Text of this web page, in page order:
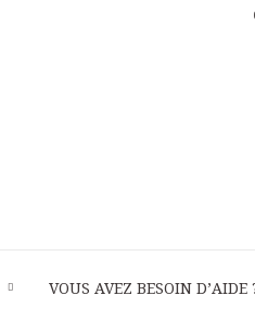
VOUS AVEZ BESOIN D’AIDE